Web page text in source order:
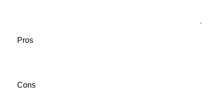
Pros
Cons